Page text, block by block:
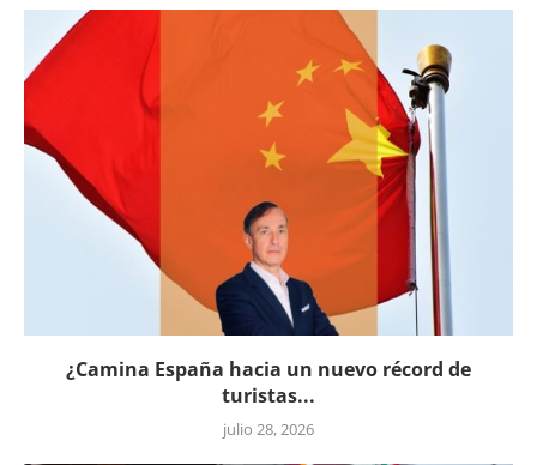
¿Camina España hacia un nuevo récord de
turistas...
julio 28, 2026